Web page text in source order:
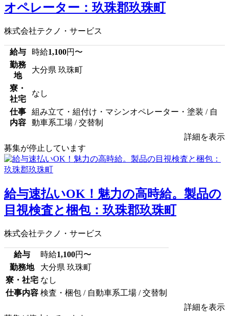
オペレーター：玖珠郡玖珠町
株式会社テクノ・サービス
給与 時給1,100円〜
勤務
地
大分県 玖珠町
寮・
社宅
なし
仕事
内容
組み立て・組付け・マシンオペレーター・塗装 / 自
動車系工場 / 交替制
詳細を表示
募集が停止しています
給与速払いOK！魅力の高時給。製品の
目視検査と梱包：玖珠郡玖珠町
株式会社テクノ・サービス
給与 時給1,100円〜
勤務地
大分県 玖珠町
寮・社宅 なし
仕事内容 検査・梱包 / 自動車系工場 / 交替制
詳細を表示